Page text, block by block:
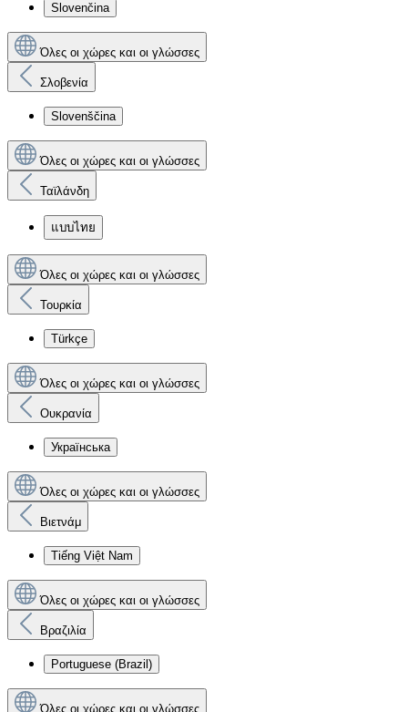
Slovenčina
Όλες οι χώρες και οι γλώσσες
Σλοβενία
Slovenščina
Όλες οι χώρες και οι γλώσσες
Ταϊλάνδη
แบบไทย
Όλες οι χώρες και οι γλώσσες
Τουρκία
Türkçe
Όλες οι χώρες και οι γλώσσες
Ουκρανία
Українська
Όλες οι χώρες και οι γλώσσες
Βιετνάμ
Tiếng Việt Nam
Όλες οι χώρες και οι γλώσσες
Βραζιλία
Portuguese (Brazil)
Όλες οι χώρες και οι γλώσσες